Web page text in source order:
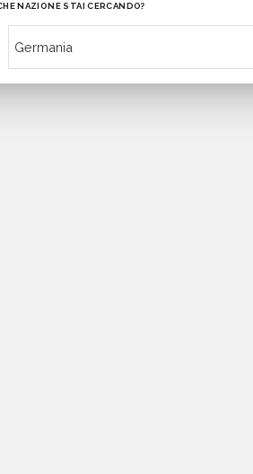
NAZIONE STAI CERCANDO?